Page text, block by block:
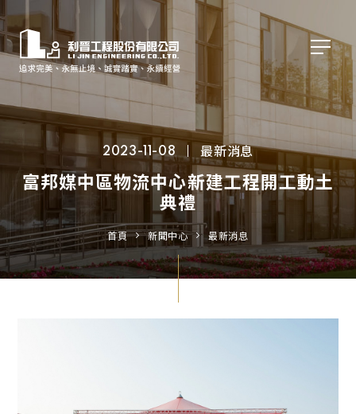
2023-11-08 最新消息
富邦媒中區物流中心新建工程開工動土
典禮
首頁 新聞中心 最新消息